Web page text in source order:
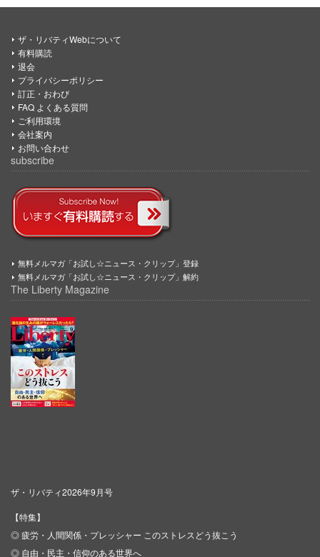
ザ・リバティWebについて
有料購読
退会
プライバシーポリシー
訂正・おわび
FAQ よくある質問
ご利用環境
会社案内
お問い合わせ
subscribe
無料メルマガ「お試し☆ニュース・クリップ」登録
無料メルマガ「お試し☆ニュース・クリップ」解約
The Liberty Magazine
ザ・リバティ2026年9月号
【特集】
◎ 疲労・人間関係・プレッシャー このストレスどう抜こう
◎ 自由・民主・信仰のある世界へ